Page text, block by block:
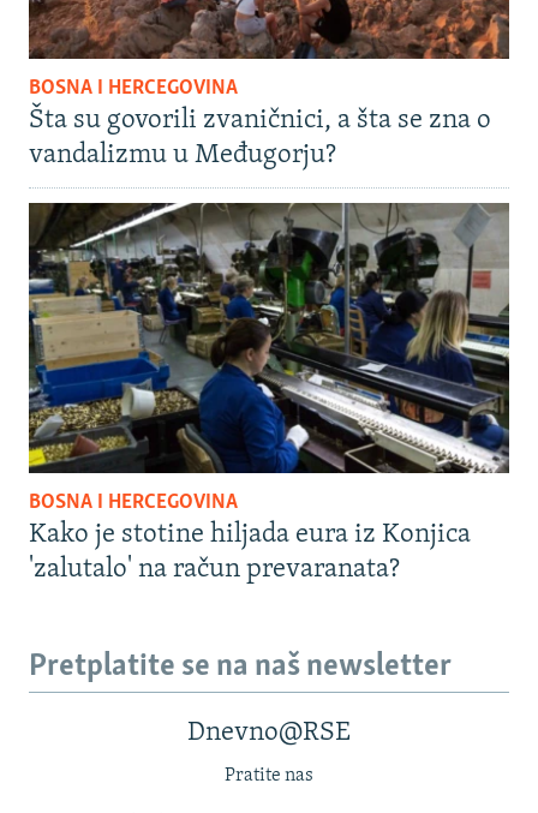
BOSNA I HERCEGOVINA
Šta su govorili zvaničnici, a šta se zna o
vandalizmu u Međugorju?
BOSNA I HERCEGOVINA
Kako je stotine hiljada eura iz Konjica
'zalutalo' na račun prevaranata?
Pretplatite se na naš newsletter
Dnevno@RSE
Pratite nas